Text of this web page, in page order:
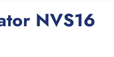
NVS16